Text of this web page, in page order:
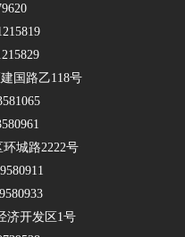
国路乙118号
城路2222号
济开发区1号